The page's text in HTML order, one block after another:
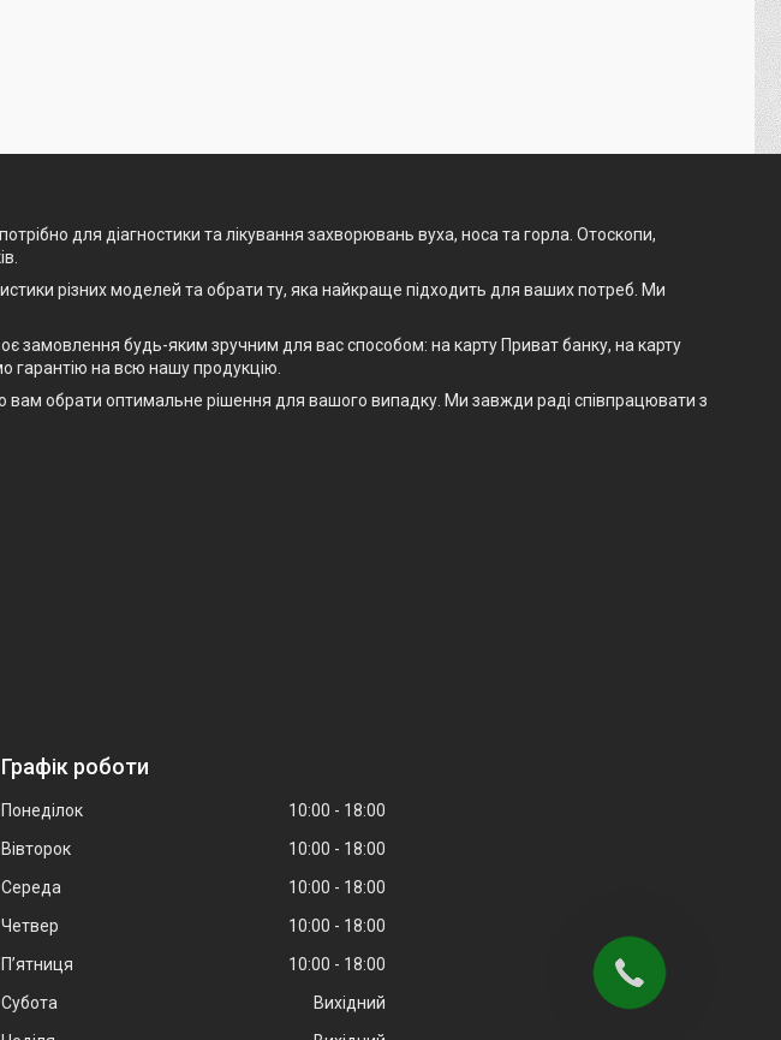
для діагностики та лікування захворювань вуха, носа та горла. Отоскопи,
різних моделей та обрати ту, яка найкраще підходить для ваших потреб. Ми
замовлення будь-яким зручним для вас способом: на карту Приват банку, на карту
гарантію на всю нашу продукцію.
вам обрати оптимальне рішення для вашого випадку. Ми завжди раді співпрацювати з
Графік роботи
Понеділок 10:00
18:00
Вівторок
10:00
18:00
Середа
10:00
18:00
Четвер
10:00
18:00
Пʼятниця
10:00
18:00
Субота
Вихідний